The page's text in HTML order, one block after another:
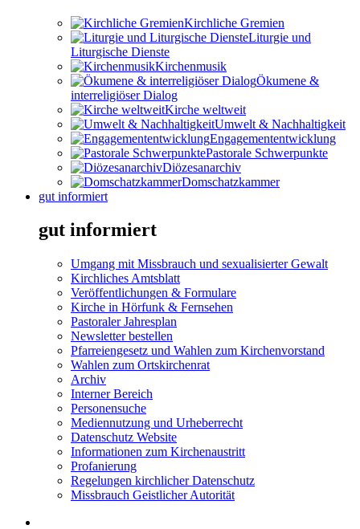
Kirchliche Gremien
Liturgie und
Liturgische Dienste
Kirchenmusik
Ökumene &
interreligiöser Dialog
Kirche weltweit
Umwelt & Nachhaltigkeit
Engagemententwicklung
Pastorale Schwerpunkte
Diözesanarchiv
Domschatzkammer
gut informiert
gut informiert
Umgang mit Missbrauch und sexualisierter Gewalt
Kirchliches Amtsblatt
Veröffentlichungen & Formulare
Kirche in Hörfunk & Fernsehen
Pastoraler Jahresplan
Newsletter bestellen
Pfarreiengesetz und Wahlen zum Kirchenvorstand
Wahlen zum Ortskirchenrat
Archiv
Interner Bereich
Personensuche
Mediennutzung und Urheberrecht
Datenschutz Website
Informationen zum Kirchenaustritt
Profanierung
Regelungen kirchlicher Datenschutz
Missbrauch Geistlicher Autorität